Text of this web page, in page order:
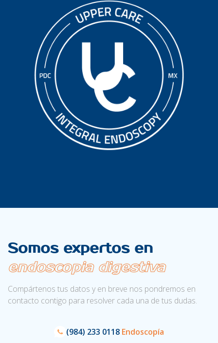
Somos expertos en
endoscopia digestiva
Compártenos tus datos y en breve nos pondremos en
contacto contigo para resolver cada una de tus dudas.
(984) 233 0118 Endoscopía